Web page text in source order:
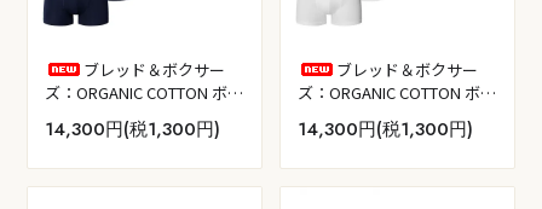
ブレッド＆ボクサー
ズ：ORGANIC COTTON ボク
サーブリーフ 7PK (ダークネ
イビー)
14,300円(税1,300円)
ブレッド＆ボクサー
ズ：ORGANIC COTTON ボク
サーブリーフ 7PK (ホワイ
ト)
14,300円(税1,300円)